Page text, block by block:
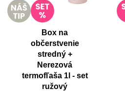
Box na
občerstvenie
stredný +
Nerezová
termofľaša 1l - set
ružový